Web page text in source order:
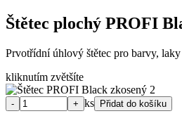
Štětec plochý PROFI
Prvotřídní úhlový štětec pro barvy,
kliknutím zvětšíte
ks